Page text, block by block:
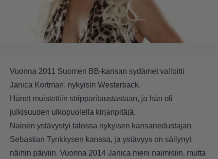
Vuonna 2011 Suomen BB-kansan sydämet valloitti
Janica Kortman, nykyisin Westerback.
Hänet muistettiin stripparitaustastaan, ja hän oli
julkisuuden ulkopuolella kirjanpitäjä.
Nainen ystävystyi talossa nykyisen kansanedustajan
Sebastian Tynkkysen kanssa, ja ystävyys on säilynyt
näihin päiviin. Vuonna 2014 Janica meni naimisiin, mutta